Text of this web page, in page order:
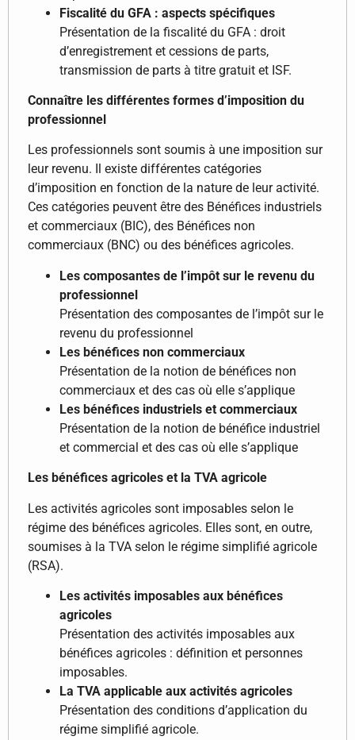
Fiscalité du GFA : aspects spécifiques
Présentation de la fiscalité du GFA : droit
d’enregistrement et cessions de parts,
transmission de parts à titre gratuit et ISF.
Connaître les différentes formes d’imposition du
professionnel
Les professionnels sont soumis à une imposition sur
leur revenu. Il existe différentes catégories
d’imposition en fonction de la nature de leur activité.
Ces catégories peuvent être des Bénéfices industriels
et commerciaux (BIC), des Bénéfices non
commerciaux (BNC) ou des bénéfices agricoles.
Les composantes de l’impôt sur le revenu du
professionnel
Présentation des composantes de l’impôt sur le
revenu du professionnel
Les bénéfices non commerciaux
Présentation de la notion de bénéfices non
commerciaux et des cas où elle s’applique
Les bénéfices industriels et commerciaux
Présentation de la notion de bénéfice industriel
et commercial et des cas où elle s’applique
Les bénéfices agricoles et la TVA agricole
Les activités agricoles sont imposables selon le
régime des bénéfices agricoles. Elles sont, en outre,
soumises à la TVA selon le régime simplifié agricole
(RSA).
Les activités imposables aux bénéfices
agricoles
Présentation des activités imposables aux
bénéfices agricoles : définition et personnes
imposables.
La TVA applicable aux activités agricoles
Présentation des conditions d’application du
régime simplifié agricole.